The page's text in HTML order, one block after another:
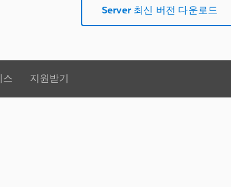
Server 최신 버전 다운로드
스 지원받기